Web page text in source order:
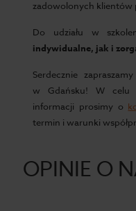
zadowolonych klientów
Do udziału w
indywidualne, jak i
Serdecznie
w Gdańsku! W celu
informacji prosimy o
termin i warunki
OPINIE O